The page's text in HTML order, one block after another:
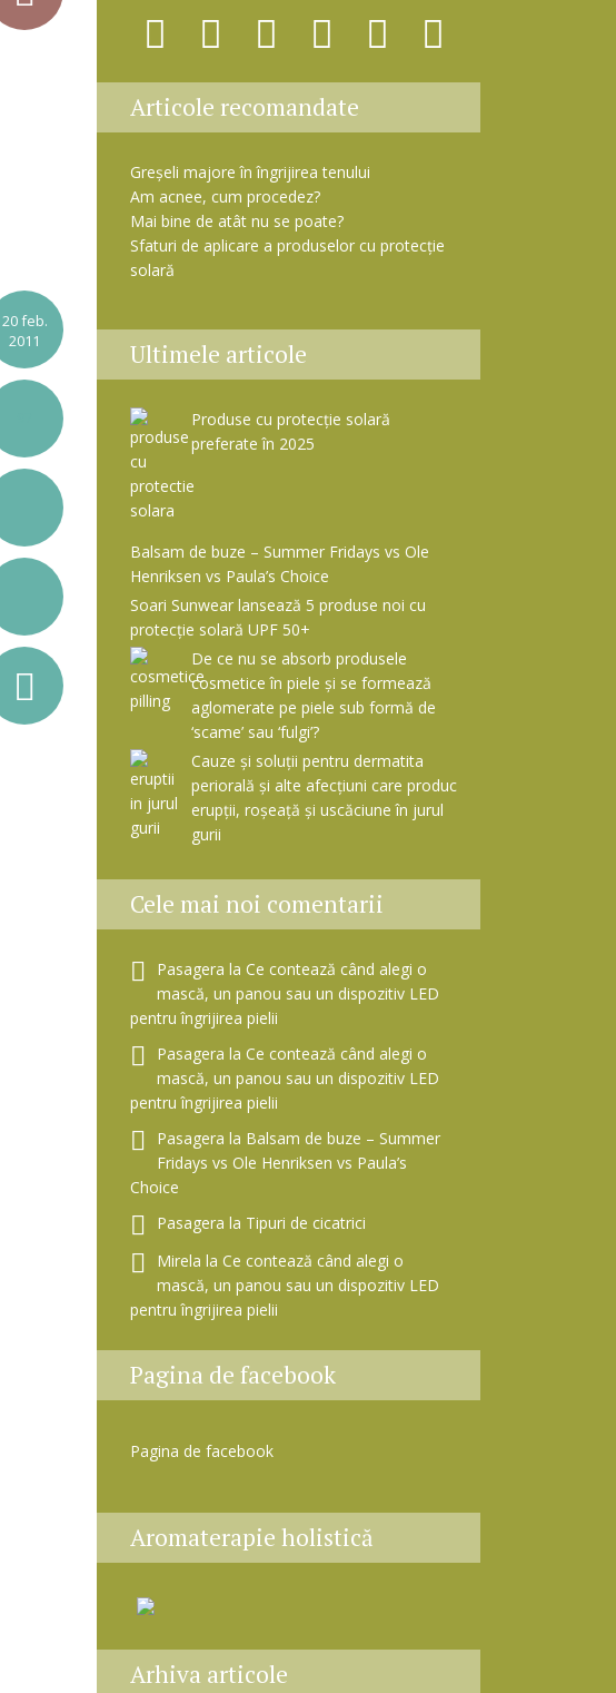
20 feb.
2011
Articole recomandate
Greșeli majore în îngrijirea tenului
Am acnee, cum procedez?
Mai bine de atât nu se poate?
Sfaturi de aplicare a produselor cu protecție
solară
Ultimele articole
Produse cu protecție solară
preferate în 2025
Balsam de buze – Summer Fridays vs Ole
Henriksen vs Paula’s Choice
Soari Sunwear lansează 5 produse noi cu
protecție solară UPF 50+
De ce nu se absorb produsele
cosmetice în piele și se formează
aglomerate pe piele sub formă de
‘scame’ sau ‘fulgi’?
Cauze și soluții pentru dermatita
periorală și alte afecțiuni care produc
erupții, roșeață și uscăciune în jurul
gurii
Cele mai noi comentarii
Pasagera la Ce contează când alegi o
mască, un panou sau un dispozitiv LED
pentru îngrijirea pielii
Pasagera la Ce contează când alegi o
mască, un panou sau un dispozitiv LED
pentru îngrijirea pielii
Pasagera la Balsam de buze – Summer
Fridays vs Ole Henriksen vs Paula’s
Choice
Pasagera la Tipuri de cicatrici
Mirela la Ce contează când alegi o
mască, un panou sau un dispozitiv LED
pentru îngrijirea pielii
Pagina de facebook
Pagina de facebook
Aromaterapie holistică
Arhiva articole